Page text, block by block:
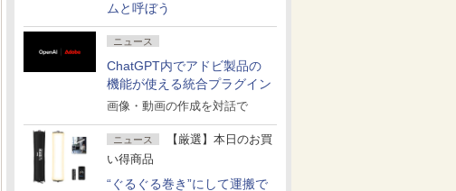
ムと呼ぼう
ニュース
ChatGPT内でアドビ製品の
機能が使える統合プラグイン
画像・動画の作成を対話で
ニュース
【厳選】本日のお買
い得商品
“ぐるぐる巻き”にして運搬で